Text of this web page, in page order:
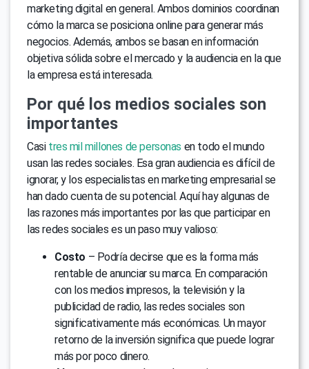
marketing digital en general. Ambos dominios coordinan
cómo la marca se posiciona online para generar más
negocios. Además, ambos se basan en información
objetiva sólida sobre el mercado y la audiencia en la que
la empresa está interesada.
Por qué los medios sociales son
importantes
Casi tres mil millones de personas en todo el mundo
usan las redes sociales. Esa gran audiencia es difícil de
ignorar, y los especialistas en marketing empresarial se
han dado cuenta de su potencial. Aquí hay algunas de
las razones más importantes por las que participar en
las redes sociales es un paso muy valioso:
Costo – Podría decirse que es la forma más
rentable de anunciar su marca. En comparación
con los medios impresos, la televisión y la
publicidad de radio, las redes sociales son
significativamente más económicas. Un mayor
retorno de la inversión significa que puede lograr
más por poco dinero.